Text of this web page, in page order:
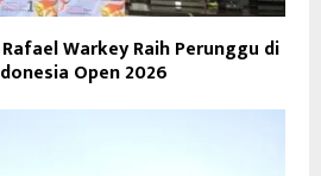
Warkey Raih Perunggu di
Open 2026